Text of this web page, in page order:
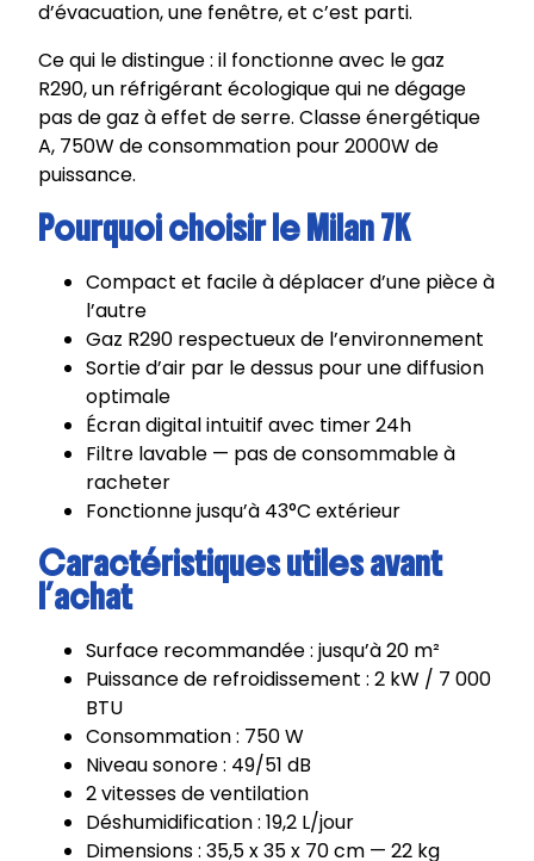
d’évacuation, une fenêtre, et c’est parti.
Ce qui le distingue : il fonctionne avec le gaz
R290, un réfrigérant écologique qui ne dégage
pas de gaz à effet de serre. Classe énergétique
A, 750W de consommation pour 2000W de
puissance.
Pourquoi choisir le Milan 7K
Compact et facile à déplacer d’une pièce à
l’autre
Gaz R290 respectueux de l’environnement
Sortie d’air par le dessus pour une diffusion
optimale
Écran digital intuitif avec timer 24h
Filtre lavable — pas de consommable à
racheter
Fonctionne jusqu’à 43°C extérieur
Caractéristiques utiles avant
l’achat
Surface recommandée : jusqu’à 20 m²
Puissance de refroidissement : 2 kW / 7 000
BTU
Consommation : 750 W
Niveau sonore : 49/51 dB
2 vitesses de ventilation
Déshumidification : 19,2 L/jour
Dimensions : 35,5 x 35 x 70 cm — 22 kg